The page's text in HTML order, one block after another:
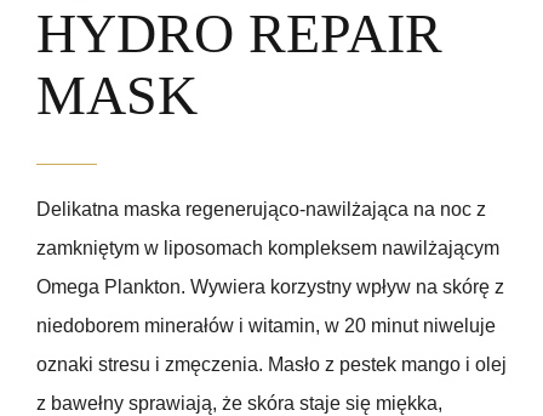
HYDRO REPAIR
MASK
Delikatna maska regenerująco-nawilżająca na noc z
zamkniętym w liposomach kompleksem nawilżającym
Omega Plankton. Wywiera korzystny wpływ na skórę z
niedoborem minerałów i witamin, w 20 minut niweluje
oznaki stresu i zmęczenia. Masło z pestek mango i olej
z bawełny sprawiają, że skóra staje się miękka,